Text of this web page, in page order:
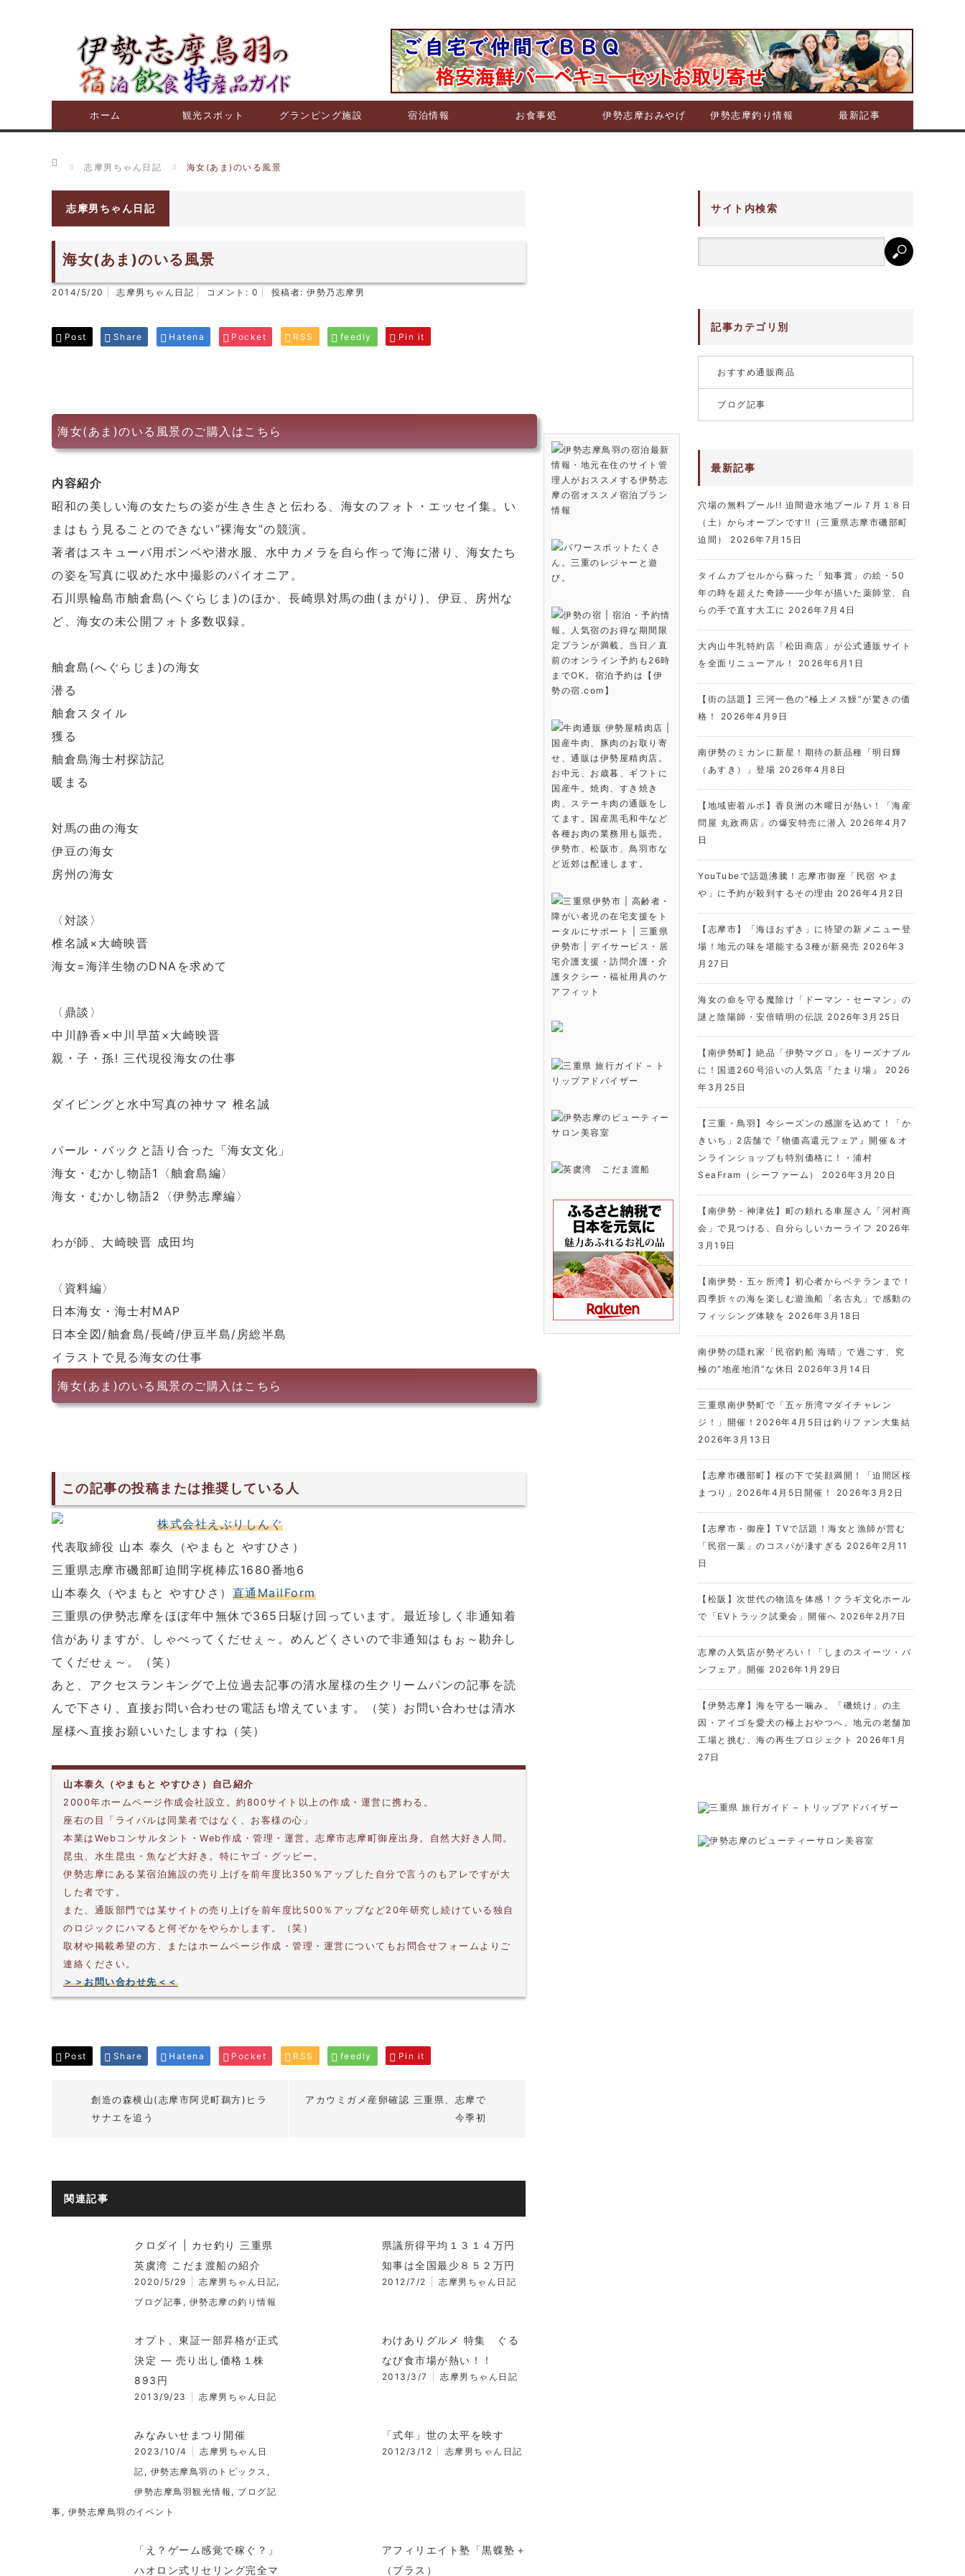
ホーム 観光スポット グランピング施設 宿泊情報 お食事処 伊勢志摩おみやげ 伊勢志摩釣り情報 最新記事
ホーム
志摩男ちゃん日記 海女(あま)のいる風景
志摩男ちゃん日記
海女(あま)のいる風景
2014/5/20 志摩男ちゃん日記 コメント: 0 投稿者: 伊勢乃志摩男
Post Share Hatena Pocket RSS feedly Pin it
海女(あま)のいる風景のご購入はこちら
内容紹介
昭和の美しい海の女たちの姿が生き生きと伝わる、海女のフォト・エッセイ集。い
まはもう見ることのできない“裸海女”の競演。
著者はスキューバ用ボンベや潜水服、水中カメラを自ら作って海に潜り、海女たち
の姿を写真に収めた水中撮影のパイオニア。
石川県輪島市舳倉島(へぐらじま)のほか、長崎県対馬の曲(まがり)、伊豆、房州な
ど、海女の未公開フォト多数収録。
舳倉島(へぐらじま)の海女
潜る
舳倉スタイル
獲る
舳倉島海士村探訪記
暖まる
対馬の曲の海女
伊豆の海女
房州の海女
〈対談〉
椎名誠×大崎映晋
海女=海洋生物のDNAを求めて
〈鼎談〉
中川静香×中川早苗×大崎映晋
親・子・孫! 三代現役海女の仕事
ダイビングと水中写真の神サマ 椎名誠
パール・バックと語り合った「海女文化」
海女・むかし物語1〈舳倉島編〉
海女・むかし物語2〈伊勢志摩編〉
わが師、大崎映晋 成田均
〈資料編〉
日本海女・海士村MAP
日本全図/舳倉島/長崎/伊豆半島/房総半島
イラストで見る海女の仕事
海女(あま)のいる風景のご購入はこちら
この記事の投稿または推奨している人
株式会社えぶりしんぐ
代表取締役 山本 泰久（やまもと やすひさ）
三重県志摩市磯部町迫間字梶棒広1680番地6
山本泰久（やまもと やすひさ） 直通MailForm
三重県の伊勢志摩をほぼ年中無休で365日駆け回っています。最近珍しく非通知着
信がありますが、しゃべってくだせぇ～。めんどくさいので非通知はもぉ～勘弁し
てくだせぇ～。（笑）
あと、アクセスランキングで上位過去記事の清水屋様の生クリームパンの記事を読
んで下さり、直接お問い合わせの電話も増えています。（笑）お問い合わせは清水
屋様へ直接お願いいたしますね（笑）
山本泰久（やまもと やすひさ）自己紹介
2000年ホームページ作成会社設立。約800サイト以上の作成・運営に携わる。
座右の目「ライバルは同業者ではなく、お客様の心」
本業はWebコンサルタント・Web作成・管理・運営。志摩市志摩町御座出身。自然大好き人間。
昆虫、水生昆虫・魚など大好き。特にヤゴ・グッピー。
伊勢志摩にある某宿泊施設の売り上げを前年度比350％アップした自分で言うのもアレですが大
した者です。
また、通販部門では某サイトの売り上げを前年度比500％アップなど20年研究し続けている独自
のロジックにハマると何ぞかをやらかします。（笑）
取材や掲載希望の方、またはホームページ作成・管理・運営についてもお問合せフォームよりご
連絡ください。
＞＞お問い合わせ先＜＜
Post Share Hatena Pocket RSS feedly Pin it
創造の森横山(志摩市阿児町鵜方)ヒラ
サナエを追う
アカウミガメ産卵確認 三重県、志摩で
今季初
関連記事
クロダイ | カセ釣り 三重県
英虞湾 こだま渡船の紹介
2020/5/29 志摩男ちゃん日記,
ブログ記事 , 伊勢志摩の釣り情報
県議所得平均１３１４万円
知事は全国最少８５２万円
2012/7/2 志摩男ちゃん日記
オプト、東証一部昇格が正式
決定 ― 売り出し価格１株
893円
2013/9/23 志摩男ちゃん日記
わけありグルメ 特集 ぐる
なび食市場が熱い！！
2013/3/7 志摩男ちゃん日記
みなみいせまつり開催
2023/10/4
志摩男ちゃん日
記 , 伊勢志摩鳥羽のトピックス ,
伊勢志摩鳥羽観光情報 , ブログ記
事 , 伊勢志摩鳥羽のイベント
「式年」世の太平を映す
2012/3/12 志摩男ちゃん日記
「え？ゲーム感覚で稼ぐ？」
ハオロン式リセリング完全マ
アフィリエイト塾「黒蝶塾＋
（プラス）
伊勢志摩鳥羽の宿泊最新
情報・地元在住のサイト管
理人がおススメする伊勢志
摩の宿オススメ宿泊プラン
情報
パワースポットたくさ
ん。三重のレジャーと遊
び。
伊勢の宿 | 宿泊・予約情
報。人気宿のお得な期間限
定プランが満載。当日／直
前のオンライン予約も26時
までOK。宿泊予約は【伊
勢の宿.com】
牛肉通販 伊勢屋精肉店 |
国産牛肉、豚肉のお取り寄
せ、通販は伊勢屋精肉店。
お中元、お歳暮、ギフトに
国産牛。焼肉、すき焼き
肉、ステーキ肉の通販をし
てます。国産黒毛和牛など
各種お肉の業務用も販売。
伊勢市、松阪市、鳥羽市な
ど近郊は配達します。
三重県伊勢市 | 高齢者・
障がい者児の在宅支援をト
ータルにサポート | 三重県
伊勢市 | デイサービス・居
宅介護支援・訪問介護・介
護タクシー・福祉用具のケ
アフィット
サイト内検索
記事カテゴリ別
おすすめ通販商品
ブログ記事
最新記事
穴場の無料プール!! 迫間遊水地プール７月１８日
（土）からオープンです!!（三重県志摩市磯部町
迫間）
2026年7月15日
タイムカプセルから蘇った「知事賞」の絵・50
年の時を超えた奇跡――少年が描いた薬師堂、自
らの手で直す大工に 2026年7月4日
大内山牛乳特約店「松田商店」が公式通販サイト
を全面リニューアル！
2026年6月1日
【街の話題】三河一色の“極上メス鰻”が驚きの価
格！
2026年4月9日
南伊勢のミカンに新星！期待の新品種「明日輝
（あすき）」登場 2026年4月8日
【地域密着ルポ】香良洲の木曜日が熱い！「海産
問屋 丸政商店」の爆安特売に潜入 2026年4月7
日
YouTubeで話題沸騰！志摩市御座「民宿 やま
や」に予約が殺到するその理由 2026年4月2日
【志摩市】「海ほおずき」に待望の新メニュー登
場！地元の味を堪能する3種が新発売 2026年3
月27日
海女の命を守る魔除け「ドーマン・セーマン」の
謎と陰陽師・安倍晴明の伝説 2026年3月25日
【南伊勢町】絶品「伊勢マグロ」をリーズナブル
に！国道260号沿いの人気店『たまり場』
2026
年3月25日
【三重・鳥羽】今シーズンの感謝を込めて！「か
きいち」2店舗で『物価高還元フェア』開催＆オ
ンラインショップも特別価格に！・浦村
SeaFram（シーファーム）
2026年3月20日
【南伊勢・神津佐】町の頼れる車屋さん「河村商
会」で見つける、自分らしいカーライフ 2026年
3月19日
【南伊勢・五ヶ所湾】初心者からベテランまで！
四季折々の海を楽しむ遊漁船「名古丸」で感動の
フィッシング体験を 2026年3月18日
南伊勢の隠れ家「民宿釣船 海晴」で過ごす、究
極の“地産地消”な休日 2026年3月14日
三重県南伊勢町で「五ヶ所湾マダイチャレン
ジ！」開催！2026年4月5日は釣りファン大集結
2026年3月13日
【志摩市磯部町】桜の下で笑顔満開！「迫間区桜
まつり」2026年4月5日開催！
2026年3月2日
【志摩市・御座】TVで話題！海女と漁師が営む
「民宿一葉」のコスパが凄すぎる 2026年2月11
日
【松阪】次世代の物流を体感！クラギ文化ホール
で「EVトラック試乗会」開催へ 2026年2月7日
志摩の人気店が勢ぞろい！「しまのスイーツ・パ
ンフェア」開催 2026年1月29日
【伊勢志摩】海を守る一噛み。「磯焼け」の主
因・アイゴを愛犬の極上おやつへ。地元の老舗加
工場と挑む、海の再生プロジェクト
2026年1月
27日